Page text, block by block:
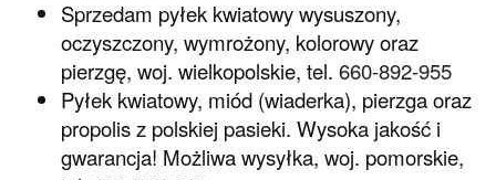
Sprzedam pyłek kwiatowy wysuszony,
oczyszczony, wymrożony, kolorowy oraz
pierzgę, woj. wielkopolskie, tel. 660-892-955
Pyłek kwiatowy, miód (wiaderka), pierzga oraz
propolis z polskiej pasieki. Wysoka jakość i
gwarancja! Możliwa wysyłka, woj. pomorskie,